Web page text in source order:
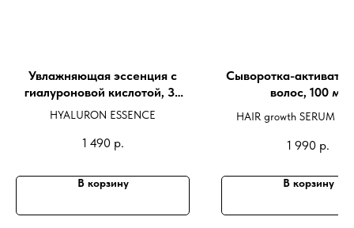
Увлажняющая эссенция с
гиалуроновой кислотой, 30
мл.
HYALURON ESSENCE
1 490 р.
В корзину
Сыворотка-
волос, 100 мл
HAIR growth SERUM
1 990 р.
В корзину